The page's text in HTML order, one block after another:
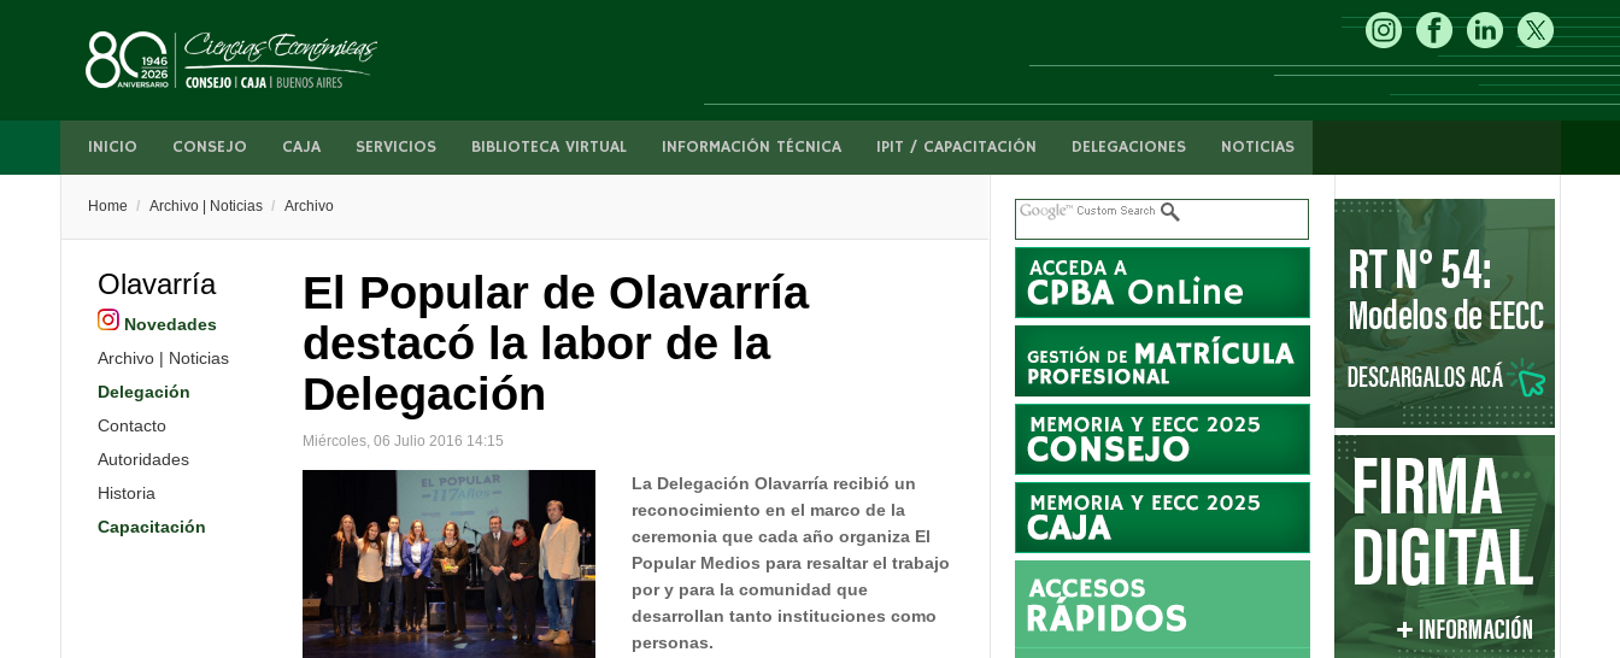
INICIO CONSEJO CAJA SERVICIOS BIBLIOTECA VIRTUAL INFORMACIÓN TÉCNICA IPIT / CAPACITACIÓN DELEGACIONES NOTICIAS
Home / Archivo | Noticias / Archivo
Olavarría
Novedades
Archivo | Noticias
Delegación
Contacto
Autoridades
Historia
Capacitación
El Popular de Olavarría
destacó la labor de la
Delegación
Miércoles, 06 Julio 2016 14:15
La Delegación Olavarría recibió un
reconocimiento en el marco de la
ceremonia que cada año organiza El
Popular Medios para resaltar el trabajo
por y para la comunidad que
desarrollan tanto instituciones como
personas.